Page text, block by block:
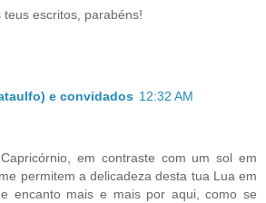
teus escritos, parabéns!
e convidados 12:32 AM
em contraste com um sol em
permitem a delicadeza desta tua Lua em
encanto mais e mais por aqui, como se